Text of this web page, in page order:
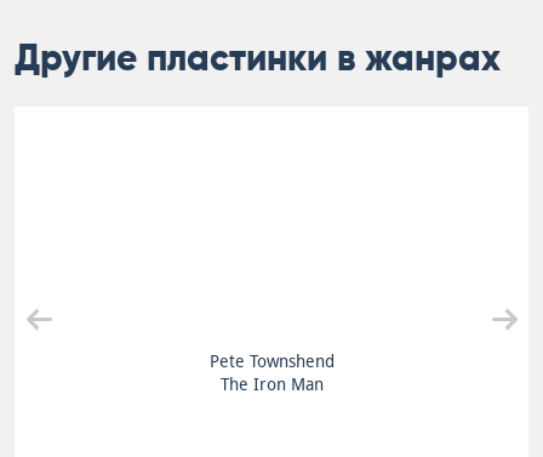
Другие пластинки в жанрах
Pete Townshend
The Iron Man